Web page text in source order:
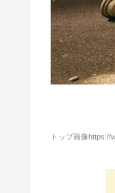
トップ画像https://